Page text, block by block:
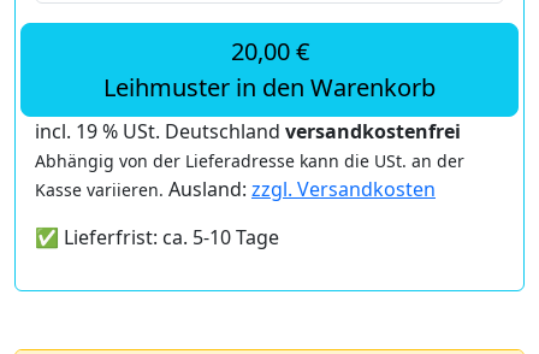
20,00 €
Leihmuster in den Warenkorb
incl. 19 % USt. Deutschland versandkostenfrei
Abhängig von der Lieferadresse kann die USt. an der
Kasse variieren. Ausland: zzgl. Versandkosten
✅ Lieferfrist: ca. 5-10 Tage